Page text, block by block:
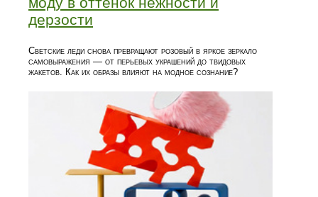
дерзости
Светские леди снова превращают розовый в яркое зеркало
самовыражения — от перьевых украшений до твидовых
жакетов. Как их образы влияют на модное сознание?